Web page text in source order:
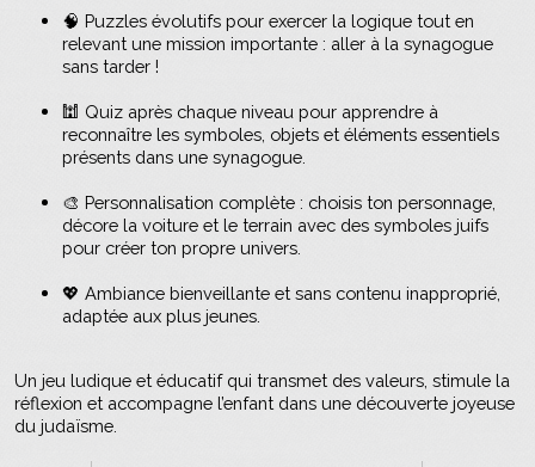
🧠 Puzzles évolutifs pour exercer la logique tout en
relevant une mission importante : aller à la synagogue
sans tarder !
🕍 Quiz après chaque niveau pour apprendre à
reconnaître les symboles, objets et éléments essentiels
présents dans une synagogue.
🎨 Personnalisation complète : choisis ton personnage,
décore la voiture et le terrain avec des symboles juifs
pour créer ton propre univers.
💖 Ambiance bienveillante et sans contenu inapproprié,
adaptée aux plus jeunes.
Un jeu ludique et éducatif qui transmet des valeurs, stimule la
réflexion et accompagne l’enfant dans une découverte joyeuse
du judaïsme.